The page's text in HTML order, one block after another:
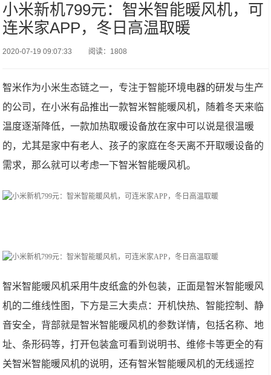
小米新机799元：智米智能暖风机，可
连米家APP，冬日高温取暖
2020-07-19 09:07:33 阅读：1808
智米作为小米生态链之一，专注于智能环境电器的研发与生产
的公司，在小米有品推出一款智米智能暖风机，随着冬天来临
温度逐渐降低，一款加热取暖设备放在家中可以说是很温暖
的，尤其是家中有老人、孩子的家庭在冬天离不开取暖设备的
需求，那么就可以考虑一下智米智能暖风机。
智米智能暖风机采用牛皮纸盒的外包装，正面是智米智能暖风
机的二维线性图，下方是三大卖点：开机快热、智能控制、静
音安全，背部就是智米智能暖风机的参数详情，包括名称、地
址、条形码等，打开包装盒可看到说明书、维修卡等更全的有
关智米智能暖风机的说明，还有智米智能暖风机的无线遥控